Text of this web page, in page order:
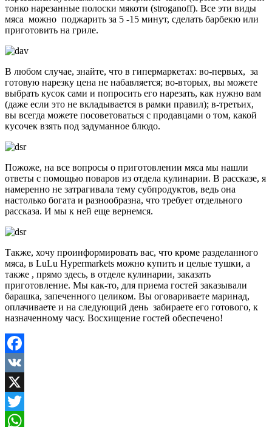
тонко нарезанные полоски мякоти (stroganoff). Все эти виды
мяса можно поджарить за 5 -15 минут, сделать барбекю или
приготовить на гриле.
В любом случае, знайте, что в гипермаркетах: во-первых, за
готовую нарезку цена не набавляется; во-вторых, вы можете
выбрать кусок сами и попросить его нарезать, как нужно вам
(даже если это не вкладывается в рамки правил); в-третьих,
вы всегда можете посоветоваться с продавцами о том, какой
кусочек взять под задуманное блюдо.
Пожоже, на все вопросы о приготовлении мяса мы нашли
ответы с помощью поваров из отдела кулинарии. В рассказе, я
намеренно не затрагивала тему субпродуктов, ведь она
настолько богата и разнообразна, что требует отдельного
рассказа. И мы к ней еще вернемся.
Также, хочу проинформировать вас, что кроме разделанного
мяса, в LuLu Hypermarkets можно купить и целые тушки, а
также , прямо здесь, в отделе кулинарии, заказать
приготовление. Мы как-то, для приема гостей заказывали
барашка, запеченного целиком. Вы оговариваете маринад,
оплачиваете и на следующий день забираете его готового, к
назначенному часу. Восхищение гостей обеспечено!
Facebook
VK
X
Twitter